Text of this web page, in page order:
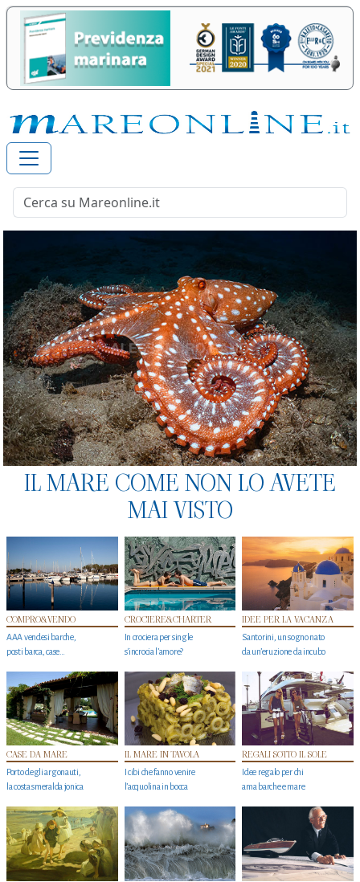
IL MARE COME NON LO AVETE
MAI VISTO
COMPRO&VENDO
AAA vendesi barche,
posti barca, case…
CROCIERE&CHARTER
In crociera per single
s'incrocia l’amore?
IDEE PER LA VACANZA
Santorini, un sogno nato
da un’eruzione da incubo
CASE DA MARE
Porto degli argonauti,
la costa smeralda jonica
IL MARE IN TAVOLA
I cibi che fanno venire
l’acquolina in bocca
REGALI SOTTO IL SOLE
Idee regalo per chi
ama barche e mare